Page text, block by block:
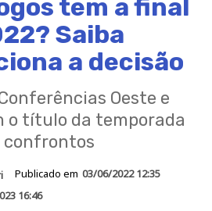
tem a final
Saiba
a decisão
Oeste e
o título da temporada
confrontos
Publicado em 03/06/2022 12:35
16:46